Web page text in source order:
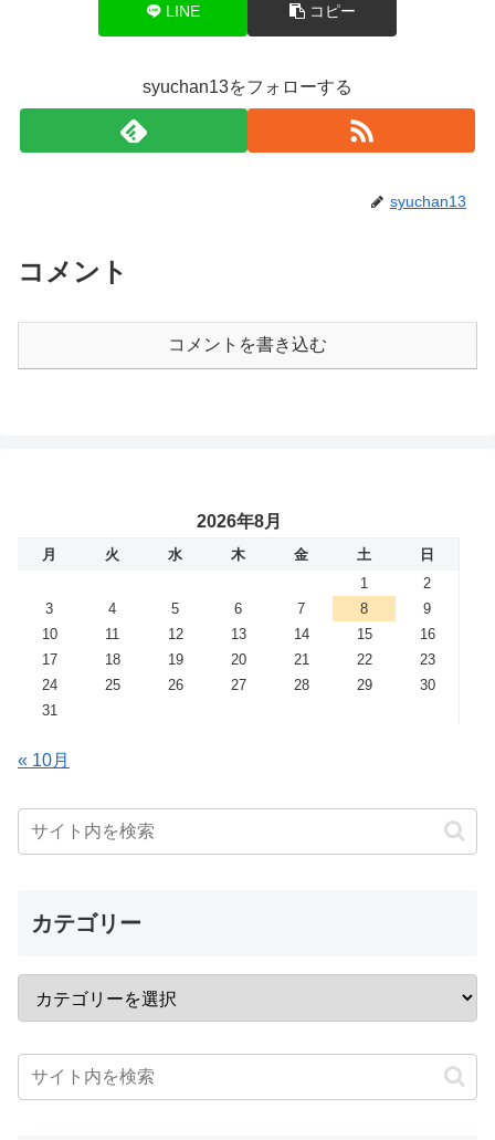
LINE コピー
syuchan13をフォローする
syuchan13
コメント
コメントを書き込む
2026年8月
月 火 水 木 金 土
日
1
2
3
4 5 6 7 8
9
10
11 12 13 14 15
16
17
18 19 20 21 22
23
24
25 26 27 28 29
30
31
« 10月
カテゴリー